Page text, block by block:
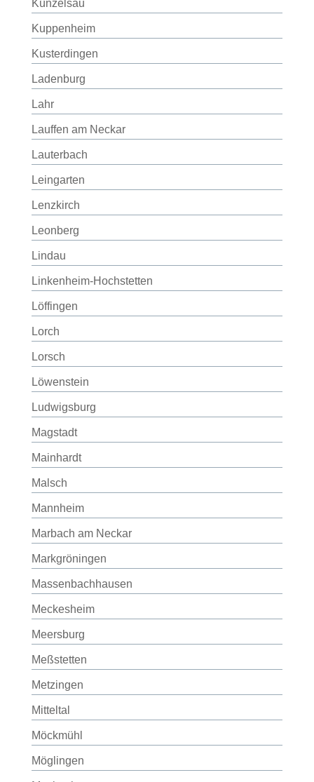
Künzelsau
Kuppenheim
Kusterdingen
Ladenburg
Lahr
Lauffen am Neckar
Lauterbach
Leingarten
Lenzkirch
Leonberg
Lindau
Linkenheim-Hochstetten
Löffingen
Lorch
Lorsch
Löwenstein
Ludwigsburg
Magstadt
Mainhardt
Malsch
Mannheim
Marbach am Neckar
Markgröningen
Massenbachhausen
Meckesheim
Meersburg
Meßstetten
Metzingen
Mitteltal
Möckmühl
Möglingen